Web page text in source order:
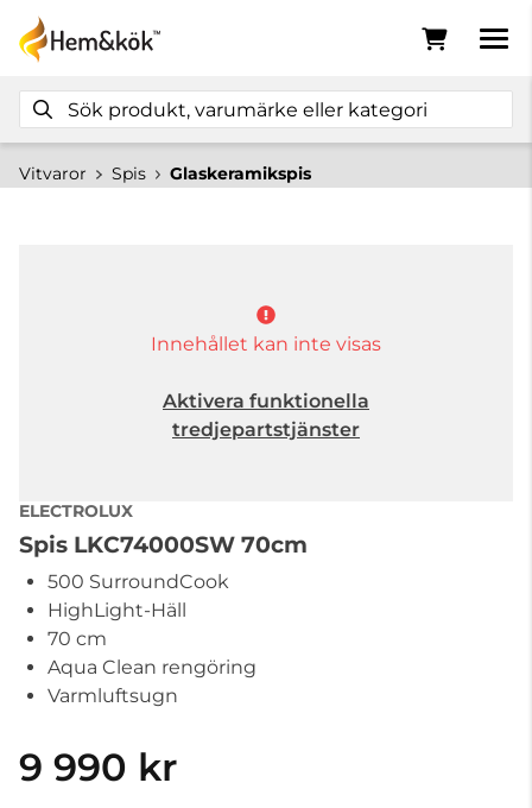
Vitvaror Spis Glaskeramikspis
Innehållet kan inte visas
Aktivera funktionella
tredjepartstjänster
ELECTROLUX
Spis LKC74000SW 70cm
500 SurroundCook
HighLight-Häll
70 cm
Aqua Clean rengöring
Varmluftsugn
9 990 kr